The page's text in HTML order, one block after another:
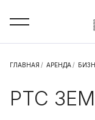
ГЛАВНАЯ / АРЕНДА /
РТС